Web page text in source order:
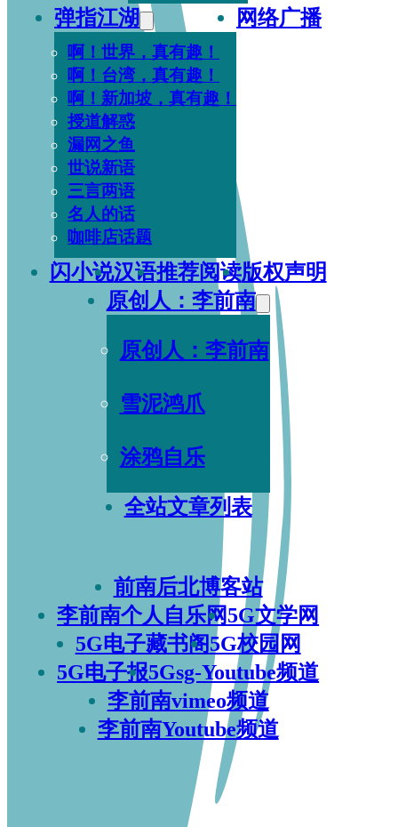
弹指江湖
啊！世界，真有趣！
啊！台湾，真有趣！
啊！新加坡，真有趣！
授道解惑
漏网之鱼
世说新语
三言两语
名人的话
咖啡店话题
网络广播
闪小说汉语推荐阅读版权声明
原创人：李前南
原创人：李前南
雪泥鸿爪
涂鸦自乐
全站文章列表
前南后北博客站
李前南个人自乐网5G文学网
5G电子藏书阁5G校园网
5G电子报5Gsg-Youtube频道
李前南vimeo频道
李前南Youtube频道